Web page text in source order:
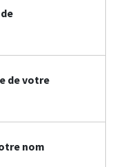
de votre
nom